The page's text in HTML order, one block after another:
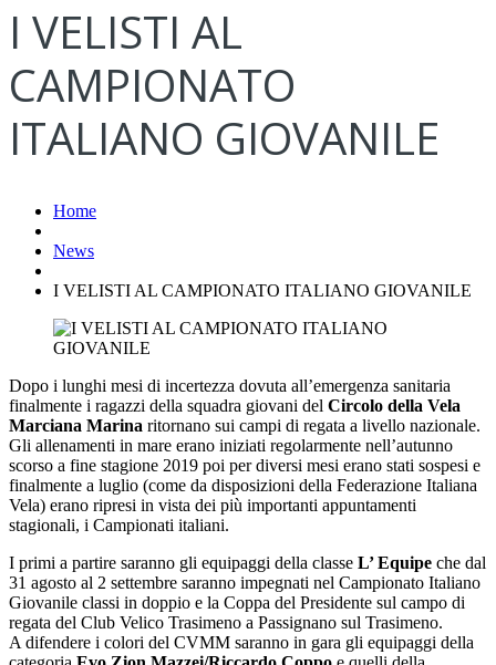
I VELISTI AL
CAMPIONATO
ITALIANO GIOVANILE
Home
News
I VELISTI AL CAMPIONATO ITALIANO GIOVANILE
Dopo i lunghi mesi di incertezza dovuta all’emergenza sanitaria
finalmente i ragazzi della squadra giovani del Circolo della Vela
Marciana Marina ritornano sui campi di regata a livello nazionale.
Gli allenamenti in mare erano iniziati regolarmente nell’autunno
scorso a fine stagione 2019 poi per diversi mesi erano stati sospesi e
finalmente a luglio (come da disposizioni della Federazione Italiana
Vela) erano ripresi in vista dei più importanti appuntamenti
stagionali, i Campionati italiani.
I primi a partire saranno gli equipaggi della classe L’ Equipe che dal
31 agosto al 2 settembre saranno impegnati nel Campionato Italiano
Giovanile classi in doppio e la Coppa del Presidente sul campo di
regata del Club Velico Trasimeno a Passignano sul Trasimeno.
A difendere i colori del CVMM saranno in gara gli equipaggi della